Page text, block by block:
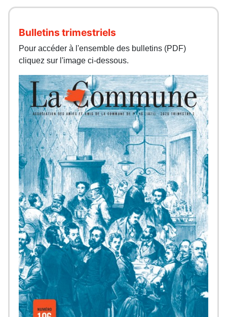
Bulletins trimestriels
Pour accéder à l'ensemble des bulletins (PDF)
cliquez sur l'image ci-dessous.